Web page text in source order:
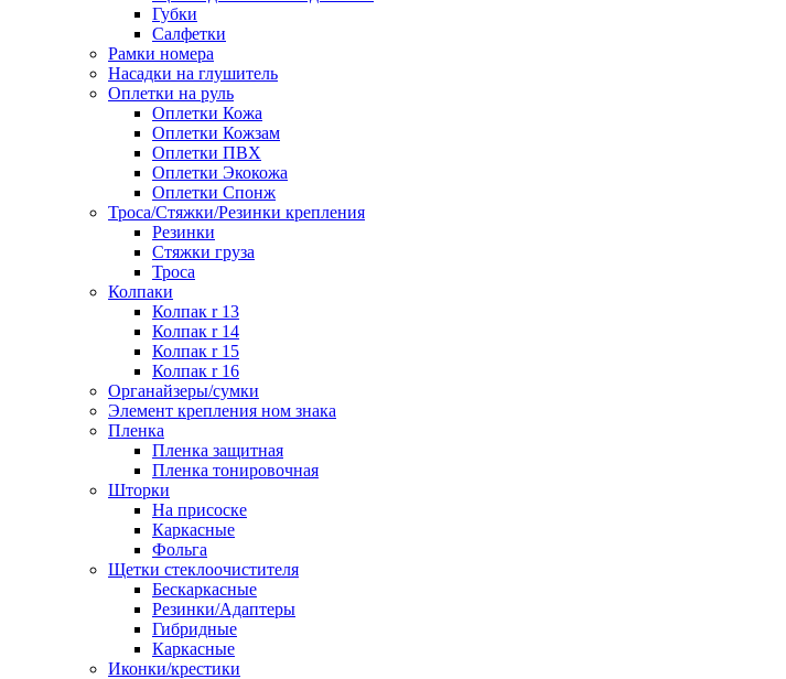
Губки
Салфетки
Рамки номера
Насадки на глушитель
Оплетки на руль
Оплетки Кожа
Оплетки Кожзам
Оплетки ПВХ
Оплетки Экокожа
Оплетки Спонж
Троса/Стяжки/Резинки крепления
Резинки
Стяжки груза
Троса
Колпаки
Колпак r 13
Колпак r 14
Колпак r 15
Колпак r 16
Органайзеры/сумки
Элемент крепления ном знака
Пленка
Пленка защитная
Пленка тонировочная
Шторки
На присоске
Каркасные
Фольга
Щетки стеклоочистителя
Бескаркасные
Резинки/Адаптеры
Гибридные
Каркасные
Иконки/крестики